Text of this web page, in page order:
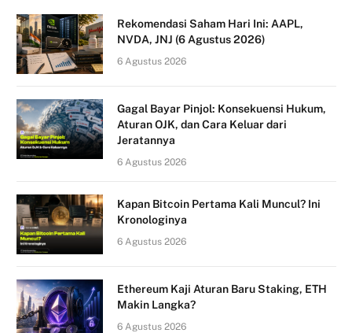
Rekomendasi Saham Hari Ini: AAPL,
NVDA, JNJ (6 Agustus 2026)
6 Agustus 2026
Gagal Bayar Pinjol: Konsekuensi Hukum,
Aturan OJK, dan Cara Keluar dari
Jeratannya
6 Agustus 2026
Kapan Bitcoin Pertama Kali Muncul? Ini
Kronologinya
6 Agustus 2026
Ethereum Kaji Aturan Baru Staking, ETH
Makin Langka?
6 Agustus 2026